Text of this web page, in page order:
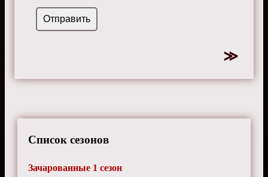
Список сезонов
Зачарованные 1 сезон